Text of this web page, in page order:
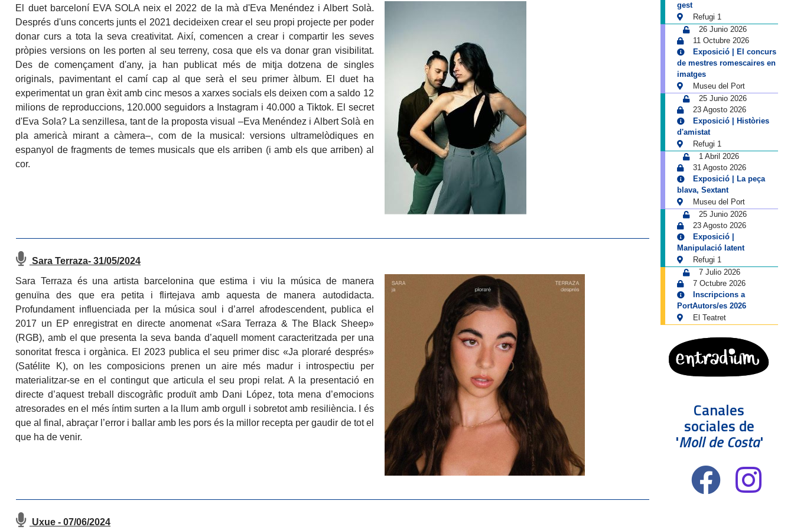
El duet barceloní EVA SOLA neix el 2022 de la mà d'Eva Menéndez i Albert Solà.
Després d'uns concerts junts el 2021 decideixen crear el seu propi projecte per poder
donar curs a tota la seva creativitat. Així, comencen a crear i compartir les seves
pròpies versions on les porten al seu terreny, cosa que els va donar gran visibilitat.
Des de començament d'any, ja han publicat més de mitja dotzena de singles
originals, pavimentant el camí cap al que serà el seu primer àlbum. El duet ha
experimentat un gran èxit amb cinc mesos a xarxes socials els deixen com a saldo 12
milions de reproduccions, 120.000 seguidors a Instagram i 40.000 a Tiktok. El secret
d'Eva Sola? La senzillesa, tant de la proposta visual –Eva Menéndez i Albert Solà en
pla americà mirant a càmera–, com de la musical: versions ultramelòdiques en
espanyol de fragments de temes musicals que els arriben (i amb els que arriben) al
cor.
Sara Terraza- 31/05/2024
Sara Terraza és una artista barcelonina que estima i viu la música de manera
genuïna des que era petita i flirtejava amb aquesta de manera autodidacta.
Profundament influenciada per la música soul i d’arrel afrodescendent, publica el
2017 un EP enregistrat en directe anomenat «Sara Terraza & The Black Sheep»
(RGB), amb el que presenta la seva banda d’aquell moment caracteritzada per una
sonoritat fresca i orgànica. El 2023 publica el seu primer disc «Ja ploraré després»
(Satélite K), on les composicions prenen un aire més madur i introspectiu per
materialitzar-se en el contingut que articula el seu propi relat. A la presentació en
directe d’aquest treball discogràfic produït amb Dani López, tota mena d’emocions
atresorades en el més íntim surten a la llum amb orgull i sobretot amb resiliència. I és
que al final, abraçar l’error i ballar amb les pors és la millor recepta per gaudir de tot el
que ha de venir.
Uxue - 07/06/2024
gest
Refugi 1
26 Junio 2026
11 Octubre 2026
Exposició | El concurs
de mestres romescaires en
imatges
Museu del Port
25 Junio 2026
23 Agosto 2026
Exposició | Històries
d'amistat
Refugi 1
1 Abril 2026
31 Agosto 2026
Exposició | La peça
blava, Sextant
Museu del Port
25 Junio 2026
23 Agosto 2026
Exposició |
Manipulació latent
Refugi 1
7 Julio 2026
7 Octubre 2026
Inscripcions a
PortAutors/es 2026
El Teatret
Canales
sociales de
'Moll de Costa'